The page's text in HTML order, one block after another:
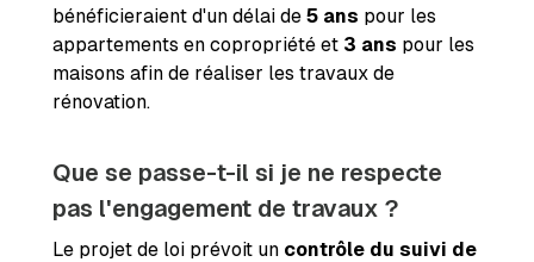
bénéficieraient d'un délai de 5 ans pour les
appartements en copropriété et 3 ans pour les
maisons afin de réaliser les travaux de
rénovation.
Que se passe-t-il si je ne respecte
pas l'engagement de travaux ?
Le projet de loi prévoit un contrôle du suivi de